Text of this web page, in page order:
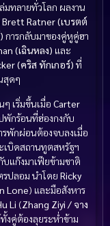
มทลายทั่วโลก ผลงาน
Brett Ratner (เบรตต์
การกลับมาของคู่หูคู่ฮา
(เฉินหลง) และ
(คริส ทักเกอร์) ที่
สุดๆ
ๆ เริ่มขึ้นเมื่อ Carter
พักร้อนที่ฮ่องกงกับ
รพักผ่อนต้องจบลงเมื่อ
เบิดสถานทูตสหรัฐฯ
แก๊งมาเฟียข้ามชาติ
ปลอม นำโดย Ricky
Lone) และมือสังหาร
Li (Zhang Ziyi / จาง
งคู่ต้องลุยระห่ำข้าม